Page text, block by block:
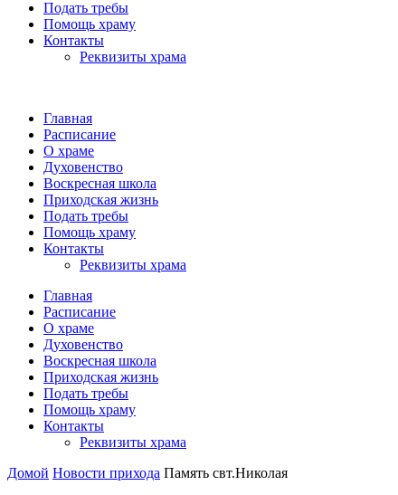
Подать требы
Помощь храму
Контакты
Реквизиты храма
Главная
Расписание
О храме
Духовенство
Воскресная школа
Приходская жизнь
Подать требы
Помощь храму
Контакты
Реквизиты храма
Главная
Расписание
О храме
Духовенство
Воскресная школа
Приходская жизнь
Подать требы
Помощь храму
Контакты
Реквизиты храма
Домой Новости прихода Память свт.Николая